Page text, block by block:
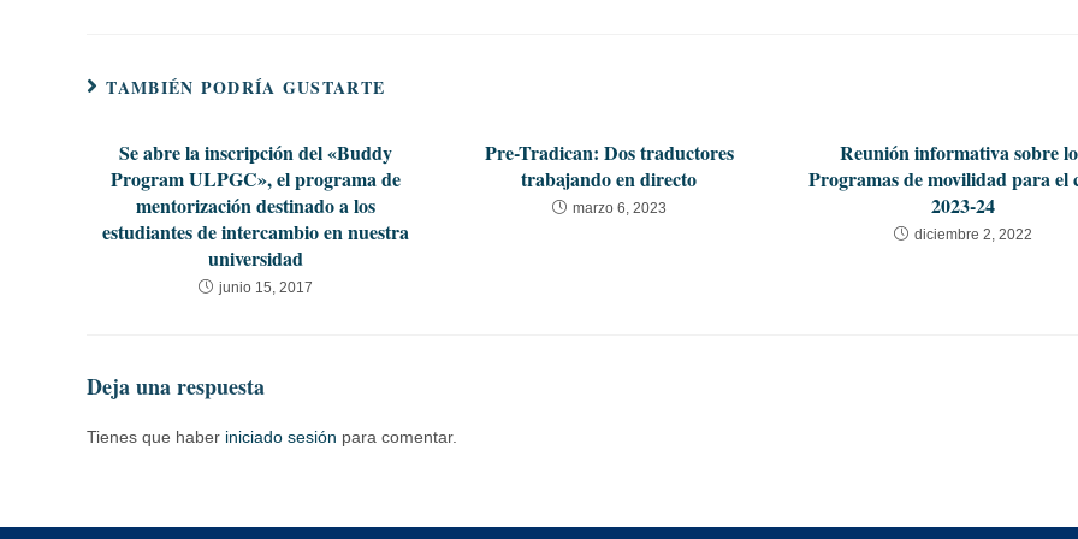
TAMBIÉN PODRÍA GUSTARTE
Se abre la inscripción del «Buddy
Program ULPGC», el programa de
mentorización destinado a los
estudiantes de intercambio en nuestra
universidad
junio 15, 2017
Pre-Tradican: Dos traductores
trabajando en directo
marzo 6, 2023
Reunión informativa sobre
Programas de movilidad para el
2023-24
diciembre 2, 2022
Deja una respuesta
Tienes que haber iniciado sesión para comentar.